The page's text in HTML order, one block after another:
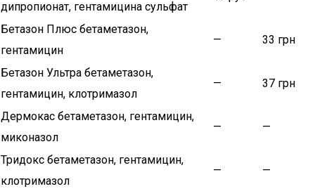
дипропионат, гентамицина сульфат
Бетазон Плюс бетаметазон,
гентамицин
— 33 грн
Бетазон Ультра бетаметазон,
гентамицин, клотримазол
— 37 грн
Дермокас бетаметазон, гентамицин,
миконазол
— —
Тридокс бетаметазон, гентамицин,
клотримазол
— —